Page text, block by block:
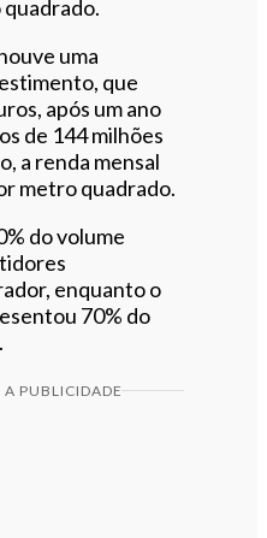
uma
que
após um ano
de 144 milhões
a renda mensal
metro quadrado.
do volume
enquanto o
70% do
A PUBLICIDADE